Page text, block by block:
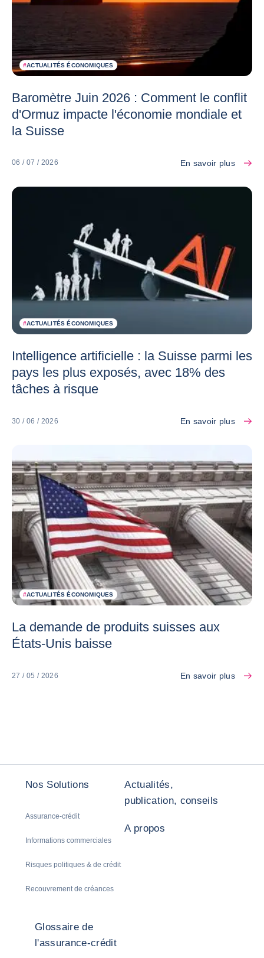
#ACTUALITÉS ÉCONOMIQUES
Baromètre Juin 2026 : Comment le conflit
d'Ormuz impacte l'économie mondiale et
la Suisse
06 / 07 / 2026 En savoir plus
#ACTUALITÉS ÉCONOMIQUES
Intelligence artificielle : la Suisse parmi les
pays les plus exposés, avec 18% des
tâches à risque
30 / 06 / 2026 En savoir plus
#ACTUALITÉS ÉCONOMIQUES
La demande de produits suisses aux
États-Unis baisse
27 / 05 / 2026 En savoir plus
Nos Solutions
Assurance-crédit
Informations commerciales
Risques politiques & de crédit
Recouvrement de créances
Actualités,
publication, conseils
A propos
Glossaire de
l'assurance-crédit